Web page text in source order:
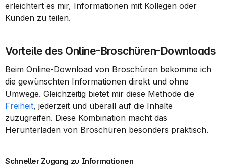
erleichtert es mir, Informationen mit Kollegen oder
Kunden zu teilen.
Vorteile des Online-Broschüren-Downloads
Beim Online-Download von Broschüren bekomme ich
die gewünschten Informationen direkt und ohne
Freiheit, jederzeit und überall auf die Inhalte
zuzugreifen. Diese Kombination macht das
Herunterladen von Broschüren besonders praktisch.
Schneller Zugang zu Informationen